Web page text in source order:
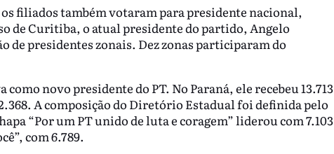
filiados também votaram para presidente nacional,
de Curitiba, o atual presidente do partido, Angelo
de presidentes zonais. Dez zonas participaram do
novo presidente do PT. No Paraná, ele recebeu 13.713
A composição do Diretório Estadual foi definida pelo
“Por um PT unido de luta e coragem” liderou com 7.103
com 6.789.